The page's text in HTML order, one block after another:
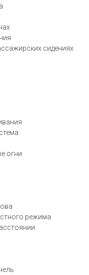
сидениях
огни
режима